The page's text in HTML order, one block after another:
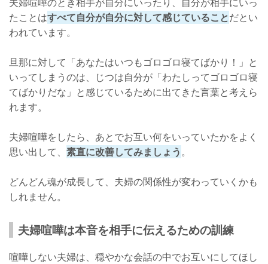
たことはすべて自分が自分に対して感じていることだとい
われています。
旦那に対して「あなたはいつもゴロゴロ寝てばかり！」と
いってしまうのは、じつは自分が「わたしってゴロゴロ寝
てばかりだな」と感じているために出てきた言葉と考えら
れます。
夫婦喧嘩をしたら、あとでお互い何をいっていたかをよく
思い出して、 素直に改善してみましょう。
どんどん魂が成長して、夫婦の関係性が変わっていくかも
しれません。
夫婦喧嘩は本音を相手に伝えるための訓練
喧嘩しない夫婦は、穏やかな会話の中でお互いにしてほし